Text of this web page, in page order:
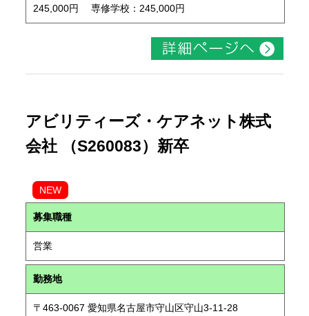
245,000円 専修学校：245,000円
アビリティーズ・ケアネット株式
会社 （S260083）新卒
NEW
募集職種
営業
勤務地
〒463-0067 愛知県名古屋市守山区守山3-11-28